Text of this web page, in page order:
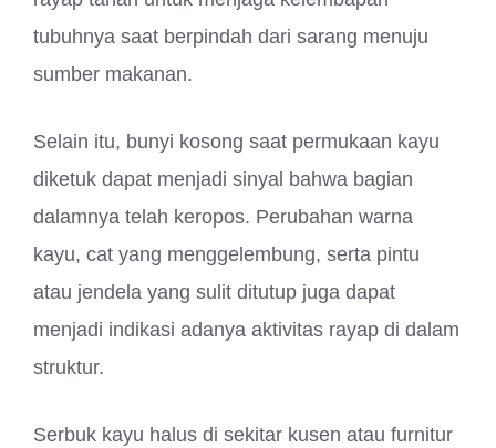
tubuhnya saat berpindah dari sarang menuju
sumber makanan.
Selain itu, bunyi kosong saat permukaan kayu
diketuk dapat menjadi sinyal bahwa bagian
dalamnya telah keropos. Perubahan warna
kayu, cat yang menggelembung, serta pintu
atau jendela yang sulit ditutup juga dapat
menjadi indikasi adanya aktivitas rayap di dalam
struktur.
Serbuk kayu halus di sekitar kusen atau furnitur